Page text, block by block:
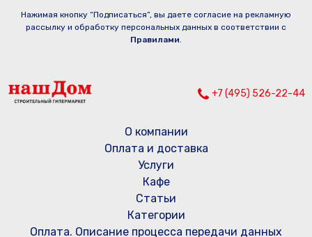
Нажимая кнопку “Подписаться”, вы даете согласие на рекламную
рассылку и обработку персональных данных в соответствии с
Правилами.
+7 (495) 526-22-44
О компании
Оплата и доставка
Услуги
Кафе
Статьи
Категории
Оплата. Описание процесса передачи данных